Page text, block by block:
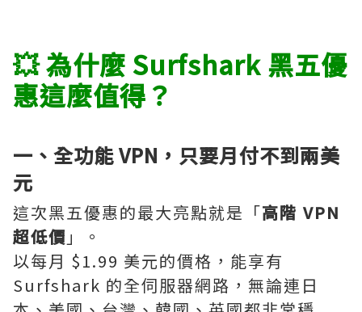
💥 為什麼 Surfshark 黑五優
惠這麼值得？
一、全功能 VPN，只要月付不到兩美
元
這次黑五優惠的最大亮點就是「高階 VPN
超低價 」。
以每月 $1.99 美元的價格，能享有
Surfshark 的全伺服器網路，無論連日